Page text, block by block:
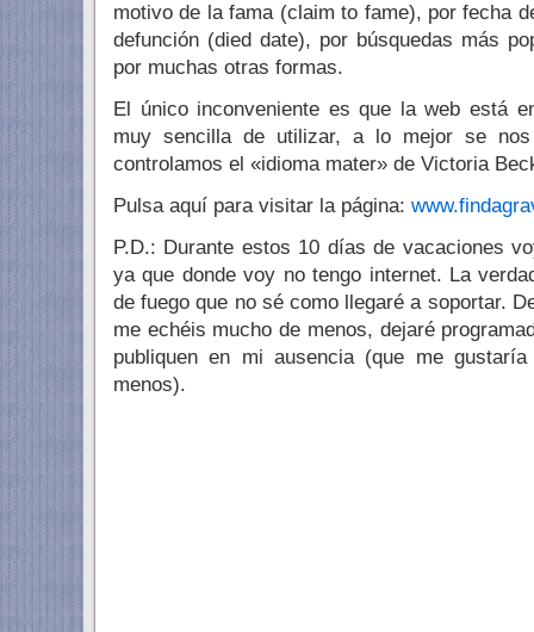
motivo de la fama (claim to fame), por fecha
defunción (died date), por búsquedas más
por muchas otras formas.
El único inconveniente es que la web está
muy sencilla de utilizar, a lo mejor se
controlamos el «idioma mater» de Victoria
Pulsa aquí para visitar la página:
P.D.: Durante estos 10 días de vacaciones
ya que donde voy no tengo internet. La
de fuego que no sé como llegaré a soportar.
me echéis mucho de menos, dejaré
publiquen en mi ausencia (que me
menos).